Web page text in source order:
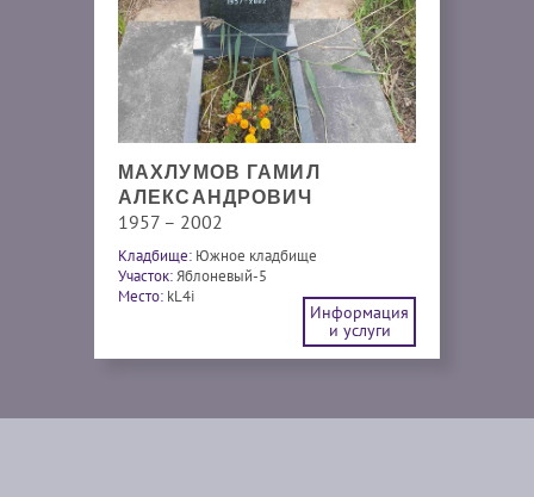
МАХЛУМОВ ГАМИЛ
АЛЕКСАНДРОВИЧ
1957 – 2002
Кладбище: Южное кладбище
Участок:Яблоневый-5
Место: kL4i
Информация
и услуги